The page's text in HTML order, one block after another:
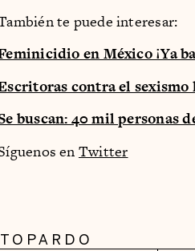
te puede interesar:
en México ¡Ya
contra el
buscan: 40 mil personas
enTwitter